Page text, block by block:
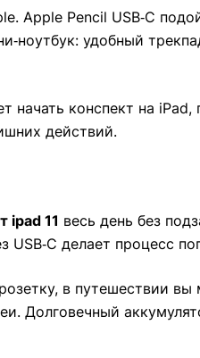
Apple Pencil USB‑C
удобный
начать конспект на
действий.
ipad 11 весь день без
USB‑C делает процесс
в путешествии
Долговечный